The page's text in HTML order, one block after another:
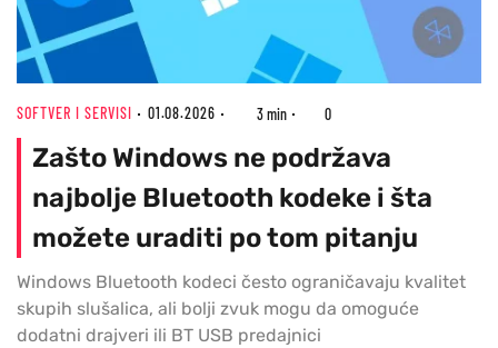
SOFTVER I SERVISI 01.08.2026 3 min 0
Zašto Windows ne podržava
najbolje Bluetooth kodeke i šta
možete uraditi po tom pitanju
Windows Bluetooth kodeci često ograničavaju kvalitet
skupih slušalica, ali bolji zvuk mogu da omoguće
dodatni drajveri ili BT USB predajnici